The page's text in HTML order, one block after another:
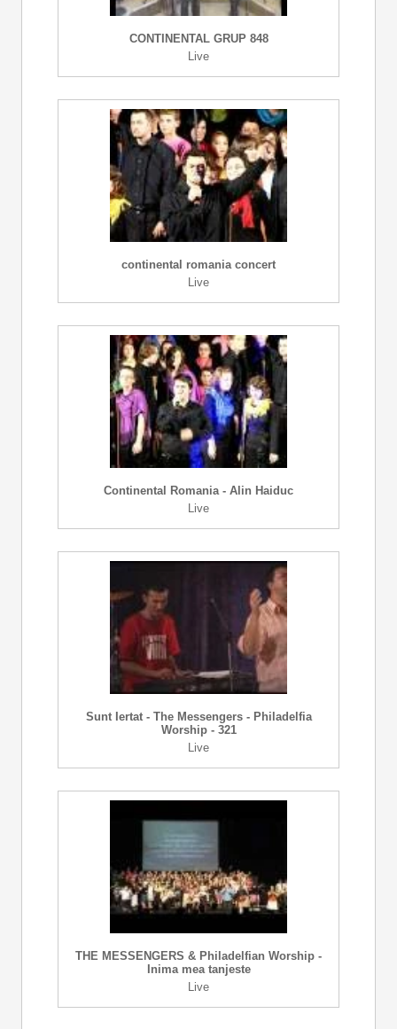
CONTINENTAL GRUP 848
Live
continental romania concert
Live
Continental Romania - Alin Haiduc
Live
Sunt Iertat - The Messengers - Philadelfia
Worship - 321
Live
THE MESSENGERS & Philadelfian Worship -
Inima mea tanjeste
Live